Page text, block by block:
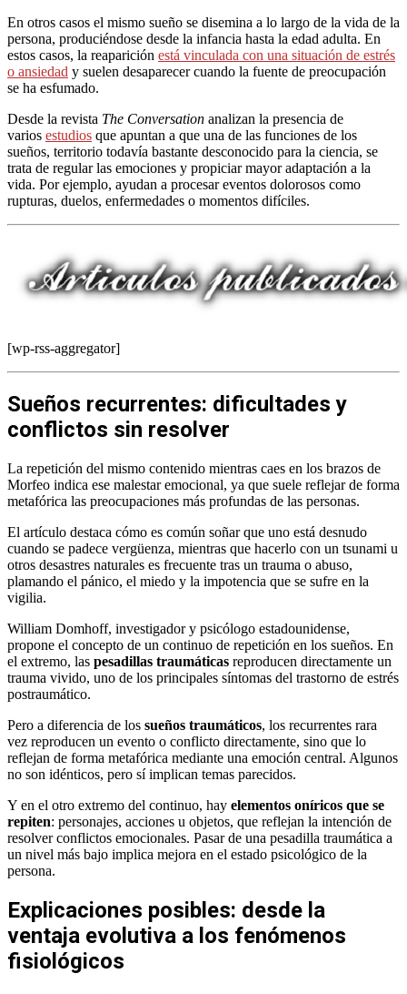
En otros casos el mismo sueño se disemina a lo largo de la vida de la
persona, produciéndose desde la infancia hasta la edad adulta. En
estos casos, la reaparición está vinculada con una situación de estrés
o ansiedad y suelen desaparecer cuando la fuente de preocupación
se ha esfumado.
Desde la revista The Conversation analizan la presencia de
varios estudios que apuntan a que una de las funciones de los
sueños, territorio todavía bastante desconocido para la ciencia, se
trata de regular las emociones y propiciar mayor adaptación a la
vida. Por ejemplo, ayudan a procesar eventos dolorosos como
rupturas, duelos, enfermedades o momentos difíciles.
[wp-rss-aggregator]
Sueños recurrentes: dificultades y
conflictos sin resolver
La repetición del mismo contenido mientras caes en los brazos de
Morfeo indica ese malestar emocional, ya que suele reflejar de forma
metafórica las preocupaciones más profundas de las personas.
El artículo destaca cómo es común soñar que uno está desnudo
cuando se padece vergüenza, mientras que hacerlo con un tsunami u
otros desastres naturales es frecuente tras un trauma o abuso,
plamando el pánico, el miedo y la impotencia que se sufre en la
vigilia.
William Domhoff, investigador y psicólogo estadounidense,
propone el concepto de un continuo de repetición en los sueños. En
el extremo, las pesadillas traumáticas reproducen directamente un
trauma vivido, uno de los principales síntomas del trastorno de estrés
postraumático.
Pero a diferencia de los sueños traumáticos, los recurrentes rara
vez reproducen un evento o conflicto directamente, sino que lo
reflejan de forma metafórica mediante una emoción central. Algunos
no son idénticos, pero sí implican temas parecidos.
Y en el otro extremo del continuo, hay elementos oníricos que se
repiten: personajes, acciones u objetos, que reflejan la intención de
resolver conflictos emocionales. Pasar de una pesadilla traumática a
un nivel más bajo implica mejora en el estado psicológico de la
persona.
Explicaciones posibles: desde la
ventaja evolutiva a los fenómenos
fisiológicos